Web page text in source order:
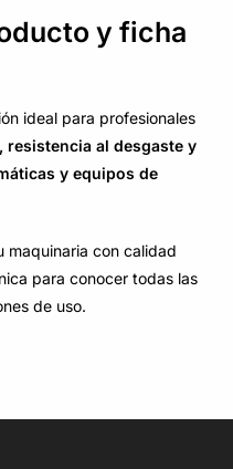
y ficha
ideal para profesionales
resistencia al desgaste y
y equipos de
maquinaria con calidad
para conocer todas las
de uso.